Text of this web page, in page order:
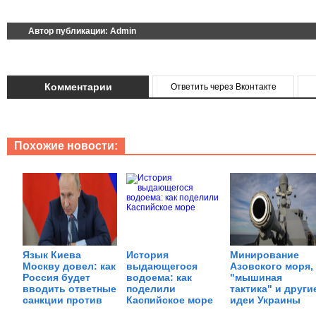
Автор публикации: Admin
Комментарии Ответить через Вконтакте
Похожие новости:
Язык Киева
Москву довел: как
Россия будет
вводить ответные
санкции против
История
выдающегося
водоема: как
поделили
Каспийское море
Минирование
Азовского моря,
"мышиная
тактика" и
идеи Украины